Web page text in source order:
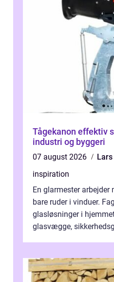
Tågekanon effektiv støvkontrol til
industri og byggeri
07 august 2026
inspiration
En glarmester arbejder
bare ruder i vinduer.
glasløsninger i
glasvægge,